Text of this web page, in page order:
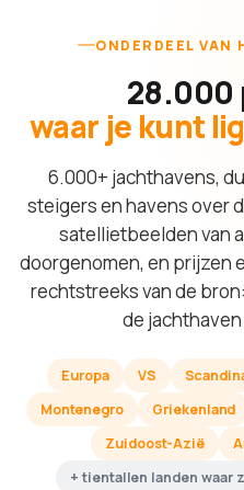
ONDERDEEL VAN
28.000
waar je kunt
6.000+ jachthavens,
steigers en havens over
satellietbeelden van
doorgenomen, en prijzen
rechtstreeks van de
de
Europa VS
Montenegro
Griekenland
Zuidoost-Azië
+ tientallen landen waar